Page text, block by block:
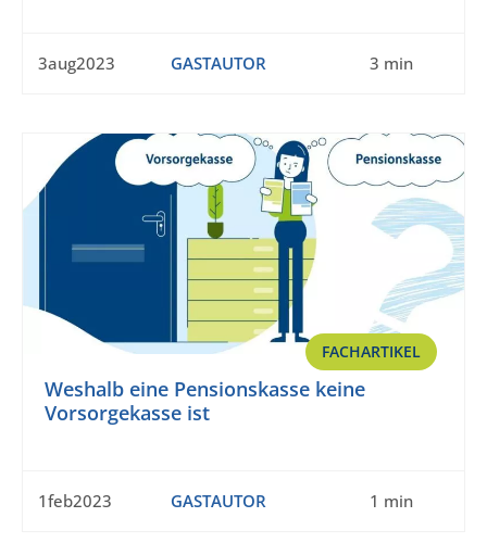
3aug2023 GASTAUTOR 3 min
FACHARTIKEL
Weshalb eine Pensionskasse keine
Vorsorgekasse ist
1feb2023 GASTAUTOR 1 min